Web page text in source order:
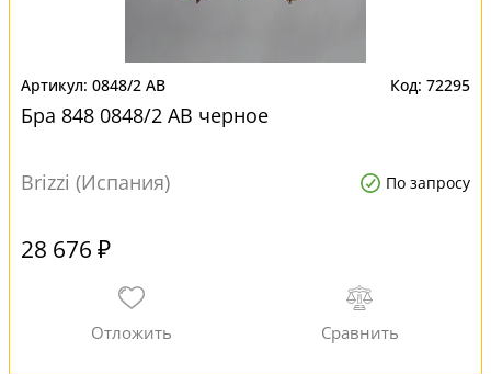
0848/2 AB 72295
Бра 848 0848/2 AB черное
Brizzi (Испания) По запросу
28 676 ₽